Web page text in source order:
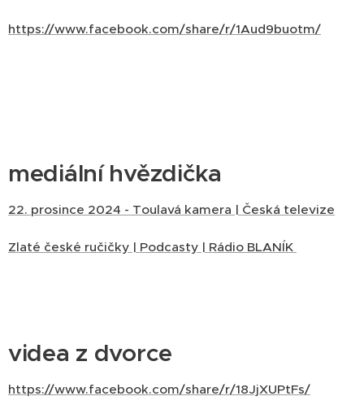
https://www.facebook.com/share/r/1Aud9buotm/
mediální hvězdička
22. prosince 2024 - Toulavá kamera | Česká televize
Zlaté české ručičky | Podcasty | Rádio BLANÍK
videa z dvorce
https://www.facebook.com/share/r/18JjXUPtFs/